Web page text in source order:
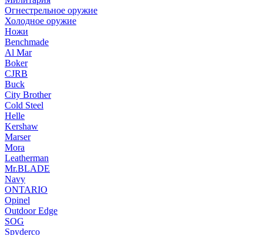
Огнестрельное оружие
Холодное оружие
Ножи
Benchmade
Al Mar
Boker
CJRB
Buck
City Brother
Cold Steel
Helle
Kershaw
Marser
Mora
Leatherman
Mr.BLADE
Navy
ONTARIO
Opinel
Outdoor Edge
SOG
Spyderco